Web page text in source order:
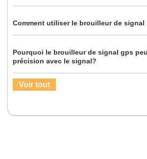
Comment utiliser le brouilleur de signal
Pourquoi le brouilleur de signal gps
précision avec le signal?
Voir tout